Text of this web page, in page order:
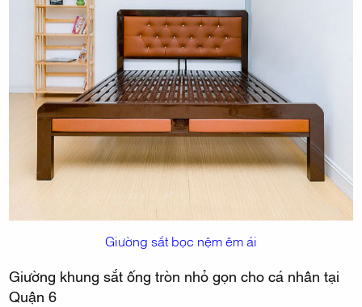
Giường sắt bọc nệm êm ái
Giường khung sắt ống tròn nhỏ gọn cho cá nhân tại
Quận 6